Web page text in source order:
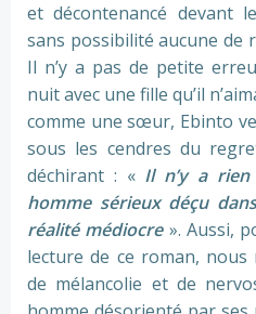
et décontenancé devant
sans possibilité aucune de
Il n’y a pas de petite
nuit avec une fille qu’il
comme une sœur, Ebinto
sous les cendres du
déchirant : «Il n’y a rien
homme sérieux déçu
réalité médiocre». Aussi,
lecture de ce roman,
de mélancolie et de